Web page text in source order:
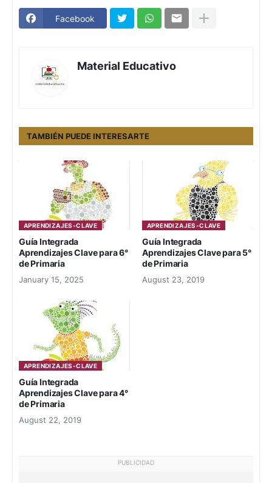
Facebook
Material Educativo
TAMBIÉN PUEDE INTERESARTE
APRENDIZAJES-CLAVE
Guía Integrada
Aprendizajes Clave para 6°
de Primaria
January 15, 2025
APRENDIZAJES-CLAVE
Guía Integrada
Aprendizajes Clave para 5°
de Primaria
August 23, 2019
APRENDIZAJES-CLAVE
Guía Integrada
Aprendizajes Clave para 4°
de Primaria
August 22, 2019
PUBLICIDAD